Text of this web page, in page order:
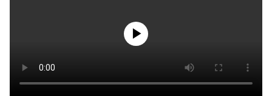
Herri-kirolak